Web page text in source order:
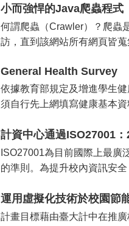
小而強悍的Java爬蟲程式
何謂爬蟲（Crawler）？爬蟲
訪，直到該網站所有網頁皆
General Health Survey
依據教育部規定及增進學生
須自行先上網填寫健康基本
計資中心通過ISO27001
ISO27001為目前國際上最廣
的準則。為提升校內資訊安
運用虛擬化技術於校園節
計畫目標藉由臺大計中在推